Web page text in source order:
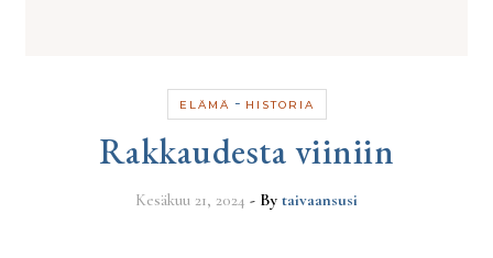
ELÄMÄ - HISTORIA
Rakkaudesta viiniin
Kesäkuu 21, 2024 - By taivaansusi